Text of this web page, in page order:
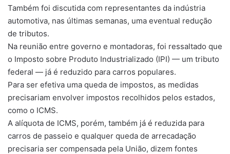
Também foi discutida com representantes da indústria
automotiva, nas últimas semanas, uma eventual redução
de tributos.
Na reunião entre governo e montadoras, foi ressaltado que
o Imposto sobre Produto Industrializado (IPI) — um tributo
federal — já é reduzido para carros populares.
Para ser efetiva uma queda de impostos, as medidas
precisariam envolver impostos recolhidos pelos estados,
como o ICMS.
A alíquota de ICMS, porém, também já é reduzida para
carros de passeio e qualquer queda de arrecadação
precisaria ser compensada pela União, dizem fontes